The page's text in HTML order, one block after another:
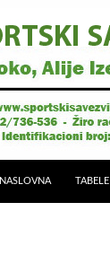
NASLOVNA TABELE